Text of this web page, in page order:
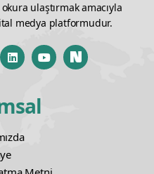
ulaştırmak amacıyla
medya platformudur.